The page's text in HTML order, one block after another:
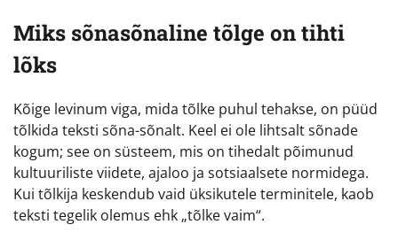
Miks sõnasõnaline tõlge on tihti
lõks
Kõige levinum viga, mida tõlke puhul tehakse, on püüd
tõlkida teksti sõna-sõnalt. Keel ei ole lihtsalt sõnade
kogum; see on süsteem, mis on tihedalt põimunud
kultuuriliste viidete, ajaloo ja sotsiaalsete normidega.
Kui tõlkija keskendub vaid üksikutele terminitele, kaob
teksti tegelik olemus ehk „tõlke vaim“.